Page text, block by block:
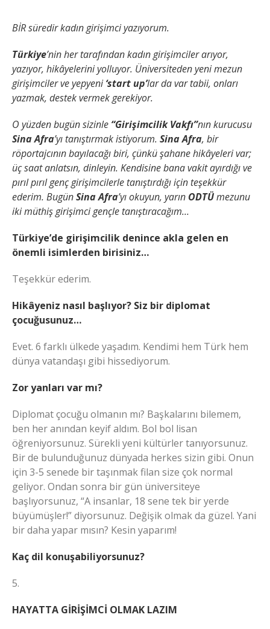
BİR süredir kadın girişimci yazıyorum.
Türkiye’nin her tarafından kadın girişimciler arıyor,
yazıyor, hikâyelerini yolluyor. Üniversiteden yeni mezun
girişimciler ve yepyeni‘start up’lar da var tabii, onları
yazmak, destek vermek gerekiyor.
O yüzden bugün sizinle “Girişimcilik Vakfı”nın kurucusu
Sina Afra’yı tanıştırmak istiyorum. Sina Afra, bir
röportajcının bayılacağı biri, çünkü şahane hikâyeleri var;
üç saat anlatsın, dinleyin. Kendisine bana vakit ayırdığı ve
pırıl pırıl genç girişimcilerle tanıştırdığı için teşekkür
ederim. BugünSina Afra’yı okuyun, yarın ODTÜmezunu
iki müthiş girişimci gençle tanıştıracağım…
Türkiye’de girişimcilik denince akla gelen en
önemli isimlerden birisiniz…
Teşekkür ederim.
Hikâyeniz nasıl başlıyor? Siz bir diplomat
çocuğusunuz…
Evet. 6 farklı ülkede yaşadım. Kendimi hem Türk hem
dünya vatandaşı gibi hissediyorum.
Zor yanları var mı?
Diplomat çocuğu olmanın mı? Başkalarını bilemem,
ben her anından keyif aldım. Bol bol lisan
öğreniyorsunuz. Sürekli yeni kültürler tanıyorsunuz.
Bir de bulunduğunuz dünyada herkes sizin gibi. Onun
için 3-5 senede bir taşınmak filan size çok normal
geliyor. Ondan sonra bir gün üniversiteye
başlıyorsunuz, “A insanlar, 18 sene tek bir yerde
büyümüşler!” diyorsunuz. Değişik olmak da güzel. Yani
bir daha yapar mısın? Kesin yaparım!
Kaç dil konuşabiliyorsunuz?
5.
HAYATTA GİRİŞİMCİ OLMAK LAZIM